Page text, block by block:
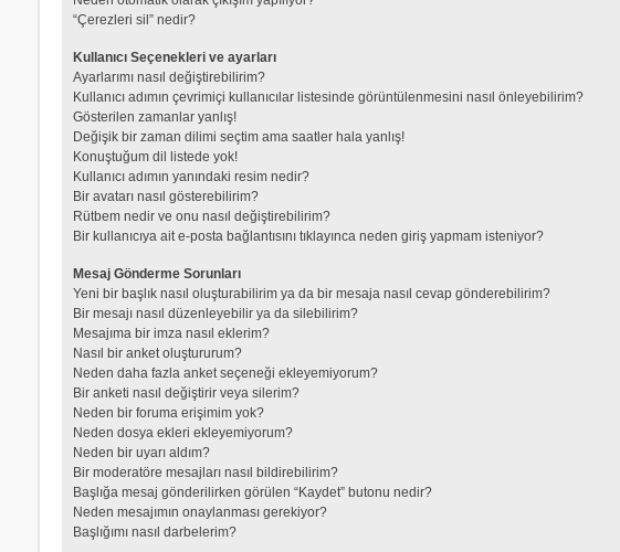
“Çerezleri sil” nedir?
Kullanıcı Seçenekleri ve ayarları
Ayarlarımı nasıl değiştirebilirim?
Kullanıcı adımın çevrimiçi kullanıcılar listesinde görüntülenmesini nasıl önleyebilirim?
Gösterilen zamanlar yanlış!
Değişik bir zaman dilimi seçtim ama saatler hala yanlış!
Konuştuğum dil listede yok!
Kullanıcı adımın yanındaki resim nedir?
Bir avatarı nasıl gösterebilirim?
Rütbem nedir ve onu nasıl değiştirebilirim?
Bir kullanıcıya ait e-posta bağlantısını tıklayınca neden giriş yapmam isteniyor?
Mesaj Gönderme Sorunları
Yeni bir başlık nasıl oluşturabilirim ya da bir mesaja nasıl cevap gönderebilirim?
Bir mesajı nasıl düzenleyebilir ya da silebilirim?
Mesajıma bir imza nasıl eklerim?
Nasıl bir anket oluştururum?
Neden daha fazla anket seçeneği ekleyemiyorum?
Bir anketi nasıl değiştirir veya silerim?
Neden bir foruma erişimim yok?
Neden dosya ekleri ekleyemiyorum?
Neden bir uyarı aldım?
Bir moderatöre mesajları nasıl bildirebilirim?
Başlığa mesaj gönderilirken görülen “Kaydet” butonu nedir?
Neden mesajımın onaylanması gerekiyor?
Başlığımı nasıl darbelerim?